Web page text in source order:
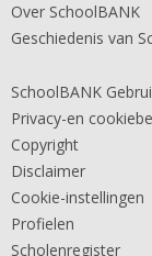
Over SchoolBANK
Geschiedenis van
SchoolBANK
Privacy-en
Copyright
Disclaimer
Cookie-instellingen
Profielen
Scholenregister